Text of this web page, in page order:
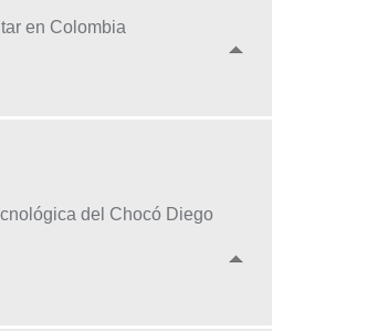
en Colombia
del Chocó Diego